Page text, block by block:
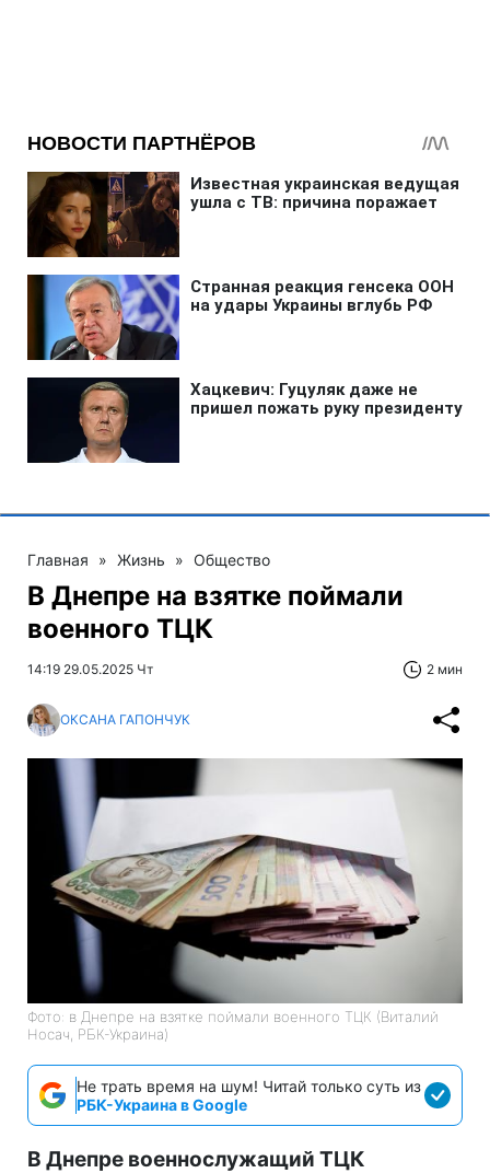
Главная » Жизнь » Общество
В Днепре на взятке поймали
военного ТЦК
14:19 29.05.2025 Чт 2 мин
ОКСАНА ГАПОНЧУК
Фото: в Днепре на взятке поймали военного ТЦК (Виталий
Носач, РБК-Украина)
Не трать время на шум! Читай только суть из
РБК-Украина в Google
В Днепре военнослужащий ТЦК